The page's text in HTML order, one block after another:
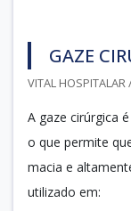
GAZE
VITAL HOSPITALAR
A gaze cirúrgica
o que permite
macia e
utilizado em: